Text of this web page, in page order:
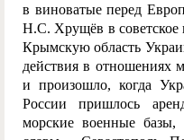
в виноватые перед
Н.С. Хрущёв в советское
Крымскую область
действия в отношениях
и произошло, когда
России пришлось
морские военные